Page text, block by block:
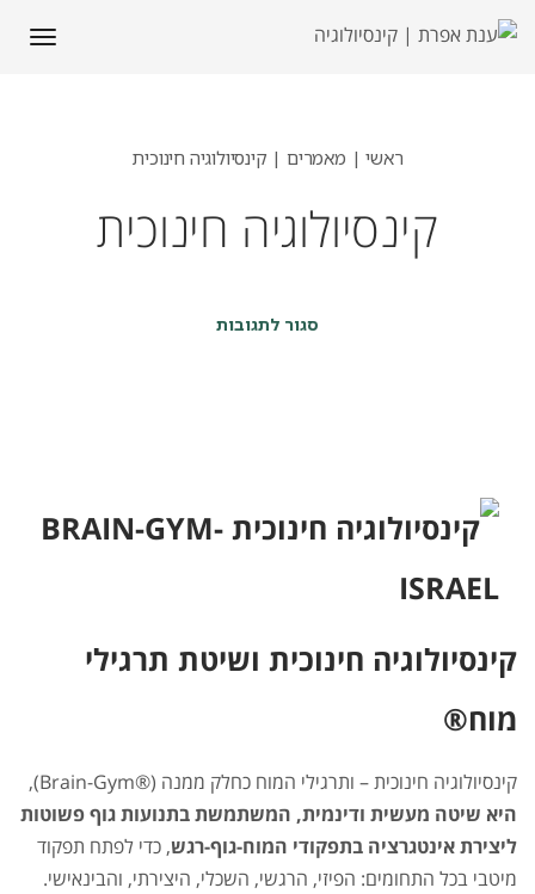
ראשי | מאמרים | קינסיולוגיה חינוכית
קינסיולוגיה חינוכית
סגור לתגובותעל
קינסיולוגיה חינוכית ושיטת תרגילי
מוח®
קינסיולוגיה חינוכית – ותרגילי המוח כחלק ממנה (®Brain-Gym),
היא שיטה מעשית ודינמית, המשתמשת בתנועות גוף פשוטות
ליצירת אינטגרציה בתפקודי המוח-גוף-רגש, כדי לפתח תפקוד
מיטבי בכל התחומים: הפיזי, הרגשי, השכלי, היצירתי, והבינאישי.